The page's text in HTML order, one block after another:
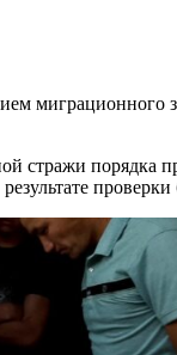
миграционного
порядка